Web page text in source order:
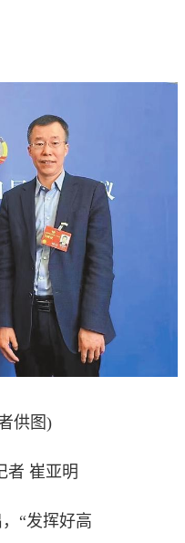
供图)
崔亚明
“发挥好高